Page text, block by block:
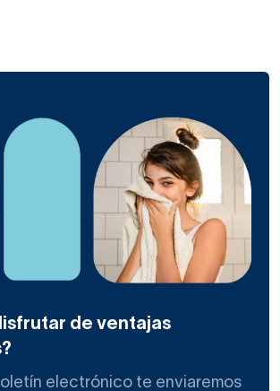
de ventajas
electrónico te enviaremos